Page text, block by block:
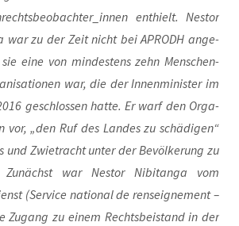
ent­hielt. Nes­tor
war zu der Zeit nicht bei APRODH ange­
eine von min­des­tens zehn Men­schen­
war, die der Innen­mi­nis­ter im
geschlos­sen hat­te. Er warf den Orga­
vor, „den Ruf des Lan­des zu schä­di­gen“
und Zwie­tracht unter der Bevöl­ke­rung zu
war Nes­tor Nibi­tan­ga vom
(Ser­vice natio­nal de rens­eig­ne­ment –
Zugang zu einem Rechts­bei­stand in der